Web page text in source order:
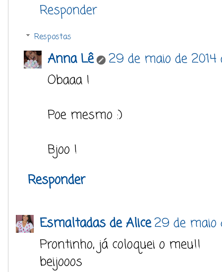
Responder
Respostas
Anna Lê
29 de maio de 2014
Obaaa !
Poe mesmo :)
Bjoo !
Responder
Esmaltadas de Alice29 de maio
Prontinho, já coloquei o meu!!
beijooos